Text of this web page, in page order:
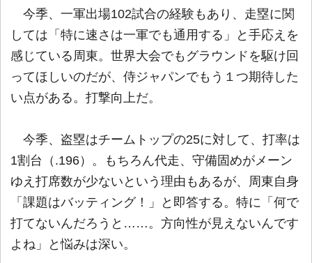
今季、一軍出場102試合の経験もあり、走塁に関
しては「特に速さは一軍でも通用する」と手応えを
感じている周東。世界大会でもグラウンドを駆け回
ってほしいのだが、侍ジャパンでもう１つ期待した
い点がある。打撃向上だ。
今季、盗塁はチームトップの25に対して、打率は
1割台（.196）。もちろん代走、守備固めがメーン
ゆえ打席数が少ないという理由もあるが、周東自身
「課題はバッティング！」と即答する。特に「何で
打てないんだろうと……。方向性が見えないんです
よね」と悩みは深い。